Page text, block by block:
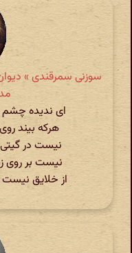
ای ندیده
هرکه بیند
نیست در
نیست بر روی
از خلایق